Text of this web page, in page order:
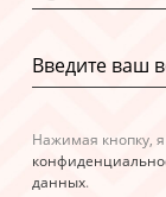
Нажимая кнопку,
данных.